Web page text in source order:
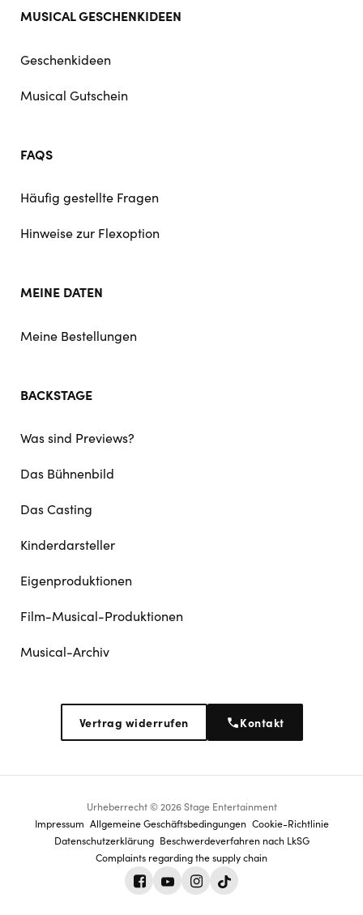
MUSICAL GESCHENKIDEEN
Geschenkideen
Musical Gutschein
FAQS
Häufig gestellte Fragen
Hinweise zur Flexoption
MEINE DATEN
Meine Bestellungen
BACKSTAGE
Was sind Previews?
Das Bühnenbild
Das Casting
Kinderdarsteller
Eigenproduktionen
Film-Musical-Produktionen
Musical-Archiv
Vertrag widerrufen Kontakt
Urheberrecht © 2026 Stage Entertainment
Footer
navigation
Impressum Allgemeine Geschäftsbedingungen Cookie-Richtlinie
Datenschutz­erklärung Beschwerdeverfahren nach LkSG
Complaints regarding the supply chain
FacebookYoutubeInstagram
Tiktok